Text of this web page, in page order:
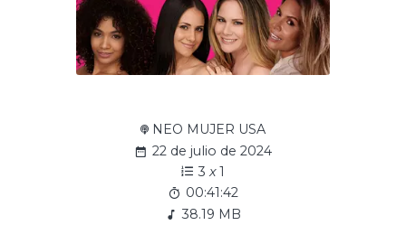
NEO MUJER USA
22 de julio de 2024
3 x1
00:41:42
38.19 MB